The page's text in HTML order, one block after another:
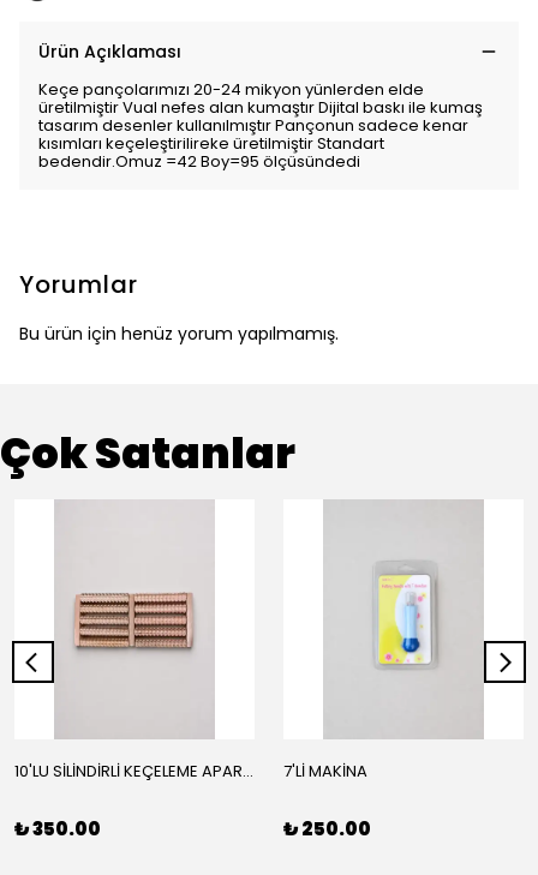
Ürün Açıklaması
Keçe pançolarımızı 20-24 mikyon yünlerden elde
üretilmiştir Vual nefes alan kumaştır Dijital baskı ile kumaş
tasarım desenler kullanılmıştır Pançonun sadece kenar
kısımları keçeleştirilireke üretilmiştir Standart
bedendir.Omuz =42 Boy=95 ölçüsündedi
Yorumlar
Bu ürün için henüz yorum yapılmamış.
Çok Satanlar
10'LU SİLİNDİRLİ KEÇELEME APARATI
₺ 350.00
7'Lİ MAKİNA
₺ 250.00